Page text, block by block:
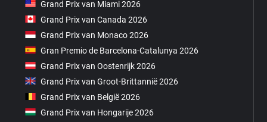
Grand Prix van Miami 2026
Grand Prix van Canada 2026
Grand Prix van Monaco 2026
Gran Premio de Barcelona-Catalunya 2026
Grand Prix van Oostenrijk 2026
Grand Prix van Groot-Brittannië 2026
Grand Prix van België 2026
Grand Prix van Hongarije 2026